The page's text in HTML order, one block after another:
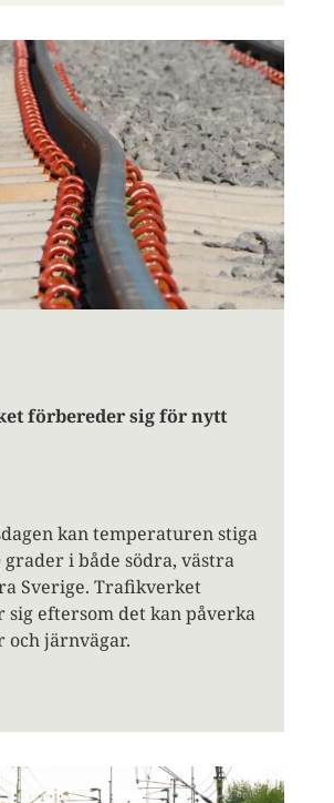
förbereder sig för nytt
kan temperaturen stiga
i både södra, västra
Sverige. Trafikverket
eftersom det kan påverka
och järnvägar.